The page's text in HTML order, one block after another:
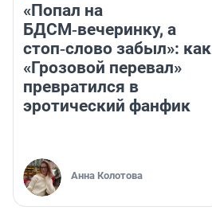
«Попал на
БДСМ‑вечеринку, а
стоп‑слово забыл»: как
«Грозовой перевал»
превратился в
эротический фанфик
Анна Колотова